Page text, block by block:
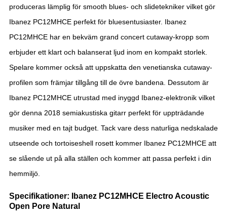
produceras lämplig för smooth blues- och slidetekniker vilket gör
Ibanez PC12MHCE perfekt för bluesentusiaster. Ibanez
PC12MHCE har en bekväm grand concert cutaway-kropp som
erbjuder ett klart och balanserat ljud inom en kompakt storlek.
Spelare kommer också att uppskatta den venetianska cutaway-
profilen som främjar tillgång till de övre bandena. Dessutom är
Ibanez PC12MHCE utrustad med inyggd Ibanez-elektronik vilket
gör denna 2018 semiakustiska gitarr perfekt för uppträdande
musiker med en tajt budget. Tack vare dess naturliga nedskalade
utseende och tortoiseshell rosett kommer Ibanez PC12MHCE att
se slående ut på alla ställen och kommer att passa perfekt i din
hemmiljö.
Specifikationer: Ibanez PC12MHCE Electro Acoustic
Open Pore Natural